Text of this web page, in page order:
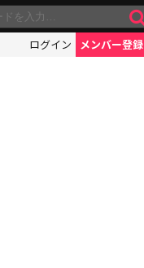
ログイン メンバー登録